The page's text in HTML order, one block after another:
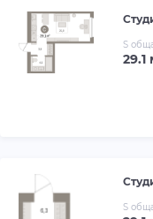
S
29.1
S